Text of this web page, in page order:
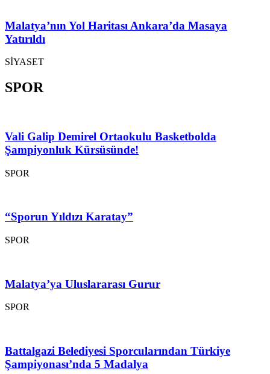
Malatya’nın Yol Haritası Ankara’da Masaya
Yatırıldı
SİYASET
SPOR
Vali Galip Demirel Ortaokulu Basketbolda
Şampiyonluk Kürsüsünde!
SPOR
“Sporun Yıldızı Karatay”
SPOR
Malatya’ya Uluslararası Gurur
SPOR
Battalgazi Belediyesi Sporcularından Türkiye
Şampiyonası’nda 5 Madalya